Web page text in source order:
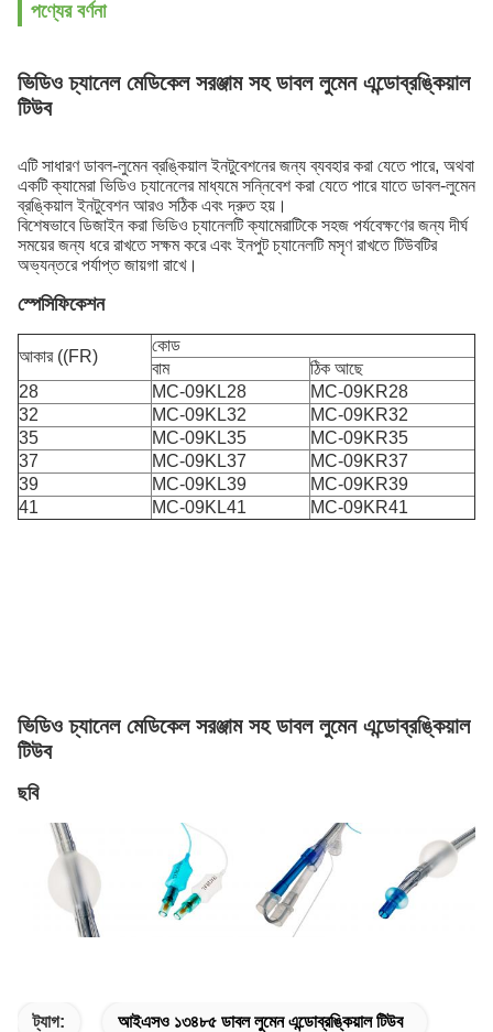
পণ্যের বর্ণনা
ভিডিও চ্যানেল মেডিকেল সরঞ্জাম সহ ডাবল লুমেন এন্ডোব্রঙ্কিয়াল
টিউব
এটি সাধারণ ডাবল-লুমেন ব্রঙ্কিয়াল ইনটুবেশনের জন্য ব্যবহার করা যেতে পারে, অথবা
একটি ক্যামেরা ভিডিও চ্যানেলের মাধ্যমে সন্নিবেশ করা যেতে পারে যাতে ডাবল-লুমেন
ব্রঙ্কিয়াল ইনটুবেশন আরও সঠিক এবং দ্রুত হয়।
বিশেষভাবে ডিজাইন করা ভিডিও চ্যানেলটি ক্যামেরাটিকে সহজ পর্যবেক্ষণের জন্য দীর্ঘ
সময়ের জন্য ধরে রাখতে সক্ষম করে এবং ইনপুট চ্যানেলটি মসৃণ রাখতে টিউবটির
অভ্যন্তরে পর্যাপ্ত জায়গা রাখে।
স্পেসিফিকেশন
আকার ((FR)
কোড
বাম
ঠিক আছে
28
MC-09KL28
MC-09KR28
32
MC-09KL32
MC-09KR32
35
MC-09KL35
MC-09KR35
37
MC-09KL37
MC-09KR37
39
MC-09KL39
MC-09KR39
41
MC-09KL41 MC-09KR41
ভিডিও চ্যানেল মেডিকেল সরঞ্জাম সহ ডাবল লুমেন এন্ডোব্রঙ্কিয়াল
টিউব
ছবি
ট্যাগ: আইএসও ১৩৪৮৫ ডাবল লুমেন এন্ডোব্রঙ্কিয়াল টিউব